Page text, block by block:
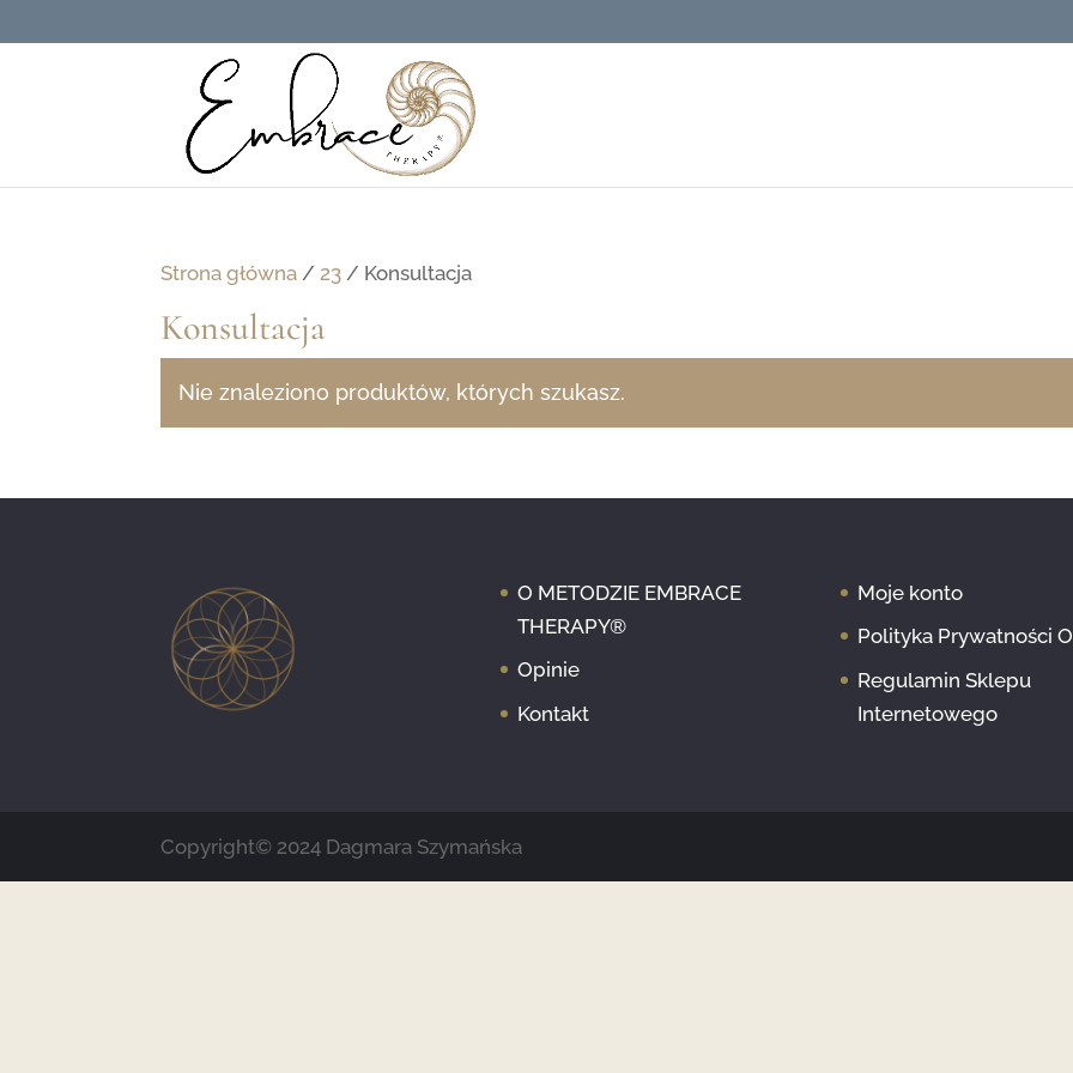
Strona główna /23 / Konsultacja
Konsultacja
Nie znaleziono produktów, których szukasz.
O METODZIE EMBRACE
THERAPY®
Opinie
Kontakt
Moje konto
Polityka Prywatności
Regulamin Sklepu
Internetowego
Copyright© 2024 Dagmara Szymańska